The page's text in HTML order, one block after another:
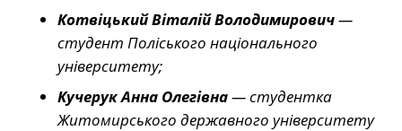
Котвіцький Віталій Володимирович—
студент Поліського національного
університету;
Кучерук Анна Олегівна— студентка
Житомирського державного університету